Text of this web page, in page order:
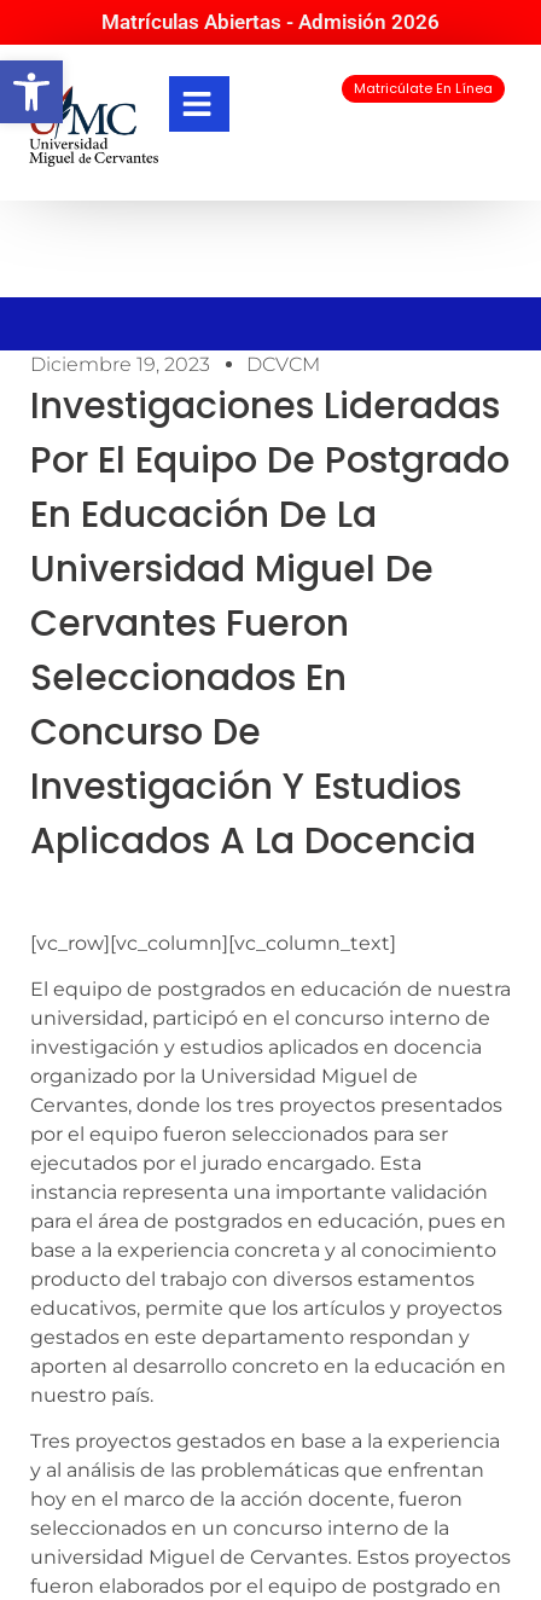
Abrir barra de herramientas
Matrículas Abiertas - Admisión 2026
Matricúlate En Línea
Diciembre 19, 2023 DCVCM
Investigaciones Lideradas
Por El Equipo De Postgrado
En Educación De La
Universidad Miguel De
Cervantes Fueron
Seleccionados En
Concurso De
Investigación Y Estudios
Aplicados A La Docencia
[vc_row][vc_column][vc_column_text]
El equipo de postgrados en educación de nuestra
universidad, participó en el concurso interno de
investigación y estudios aplicados en docencia
organizado por la Universidad Miguel de
Cervantes, donde los tres proyectos presentados
por el equipo fueron seleccionados para ser
ejecutados por el jurado encargado. Esta
instancia representa una importante validación
para el área de postgrados en educación, pues en
base a la experiencia concreta y al conocimiento
producto del trabajo con diversos estamentos
educativos, permite que los artículos y proyectos
gestados en este departamento respondan y
aporten al desarrollo concreto en la educación en
nuestro país.
Tres proyectos gestados en base a la experiencia
y al análisis de las problemáticas que enfrentan
hoy en el marco de la acción docente, fueron
seleccionados en un concurso interno de la
universidad Miguel de Cervantes. Estos proyectos
fueron elaborados por el equipo de postgrado en